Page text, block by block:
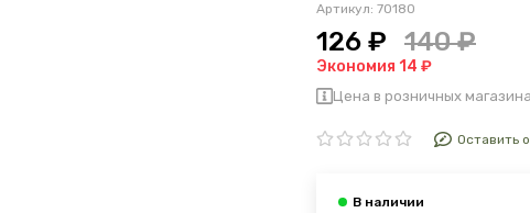
Артикул: 70180
126 ₽ 140 ₽
Экономия 14 ₽
Цена в розничных
Оставить